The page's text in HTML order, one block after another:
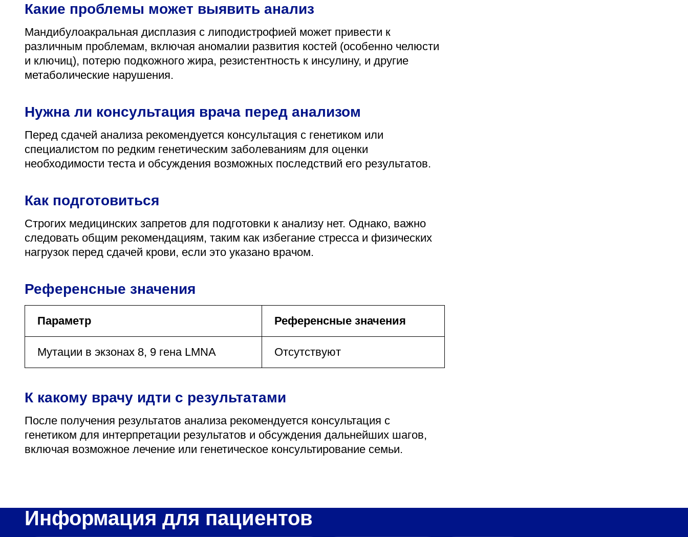
Какие проблемы может выявить анализ
Мандибулоакральная дисплазия с липодистрофией может привести к
различным проблемам, включая аномалии развития костей (особенно челюсти
и ключиц), потерю подкожного жира, резистентность к инсулину, и другие
метаболические нарушения.
Нужна ли консультация врача перед анализом
Перед сдачей анализа рекомендуется консультация с генетиком или
специалистом по редким генетическим заболеваниям для оценки
необходимости теста и обсуждения возможных последствий его результатов.
Как подготовиться
Строгих медицинских запретов для подготовки к анализу нет. Однако, важно
следовать общим рекомендациям, таким как избегание стресса и физических
нагрузок перед сдачей крови, если это указано врачом.
Референсные значения
Параметр Референсные значения
Мутации в экзонах 8, 9 гена LMNA Отсутствуют
К какому врачу идти с результатами
После получения результатов анализа рекомендуется консультация с
генетиком для интерпретации результатов и обсуждения дальнейших шагов,
включая возможное лечение или генетическое консультирование семьи.
Информация для пациентов